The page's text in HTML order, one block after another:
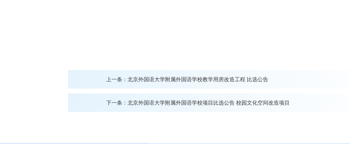
上一条： 北京外国语大学附属外国语学校教学用房改造工程 比选公告
下一条： 北京外国语大学附属外国语学校项目比选公告 校园文化空间改造项目